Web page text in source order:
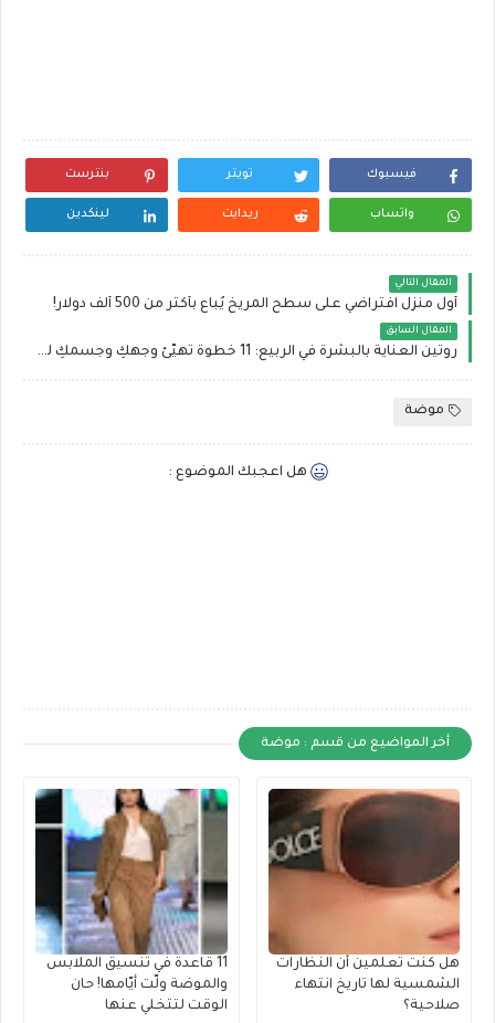
فيسبوك تويتر بنترست
واتساب ريدايت لينكدين
المقال التالي
أول منزل افتراضي على سطح المريخ يُباع بأكثر من 500 ألف دولار!
المقال السابق
روتين العناية بالبشرة في الربيع: 11 خطوة تهيّئ وجهكِ وجسمكِ لهذا الفصل
موضة
هل اعجبك الموضوع :
أخر المواضيع من قسم : موضة
هل كنت تعلمين أن النظارات
الشمسية لها تاريخ انتهاء
صلاحية؟
11 قاعدة في تنسيق الملابس
والموضة ولّت أيّامها! حان
الوقت لتتخلي عنها